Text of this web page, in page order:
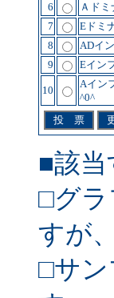
6
Ａド
7
Eドミ
8
ADイ
9
Eイン
10
Aイン
^0^
■該
□グラ
すが、
□サン